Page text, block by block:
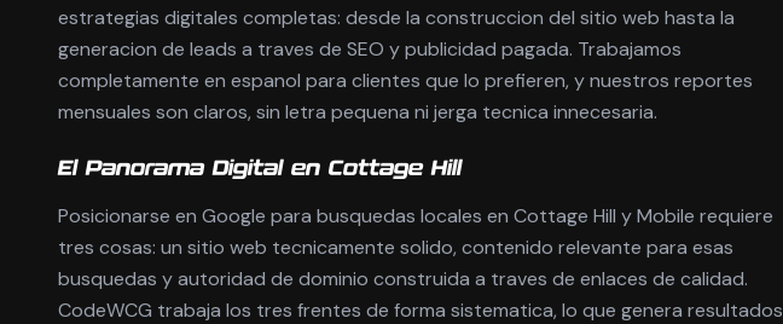
estrategias digitales completas: desde la construccion del sitio web hasta la
generacion de leads a traves de SEO y publicidad pagada. Trabajamos
completamente en espanol para clientes que lo prefieren, y nuestros reportes
mensuales son claros, sin letra pequena ni jerga tecnica innecesaria.
El Panorama Digital en Cottage Hill
Posicionarse en Google para busquedas locales en Cottage Hill y Mobile requiere
tres cosas: un sitio web tecnicamente solido, contenido relevante para esas
busquedas y autoridad de dominio construida a traves de enlaces de calidad.
CodeWCG trabaja los tres frentes de forma sistematica, lo que genera resultados